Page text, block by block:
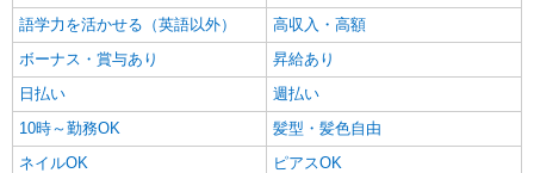
語学力を活かせる（英語以外）
高収入・高額
ボーナス・賞与あり
昇給あり
日払い
週払い
10時～勤務OK
髪型・髪色自由
ネイルOK
ピアスOK